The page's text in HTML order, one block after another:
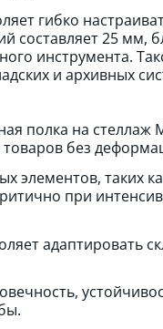
гибко
составляет 25 мм,
инструмента.
и архивных
полка на стеллаж
без
элементов, таких
при
адаптировать